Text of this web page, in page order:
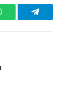
Telegram